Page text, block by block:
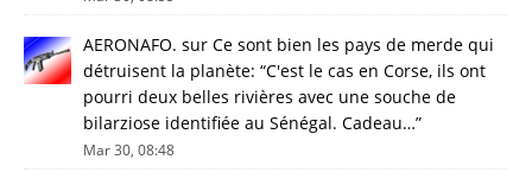
AERONAFO. sur Ce sont bien les pays de merde qui
détruisent la planète: “C'est le cas en Corse, ils ont
pourri deux belles rivières avec une souche de
bilarziose identifiée au Sénégal. Cadeau…”
Mar 30, 08:48